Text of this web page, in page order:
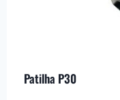
Patilha P30